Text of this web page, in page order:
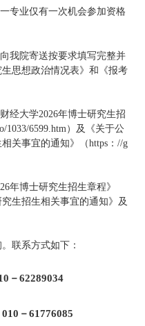
专业仅有一次机会参加资格
我院寄送按要求填写完整并
思想政治情况表》和《报考
经大学2026年博士研究生招
1033/6599.htm）及《关于公
关事宜的通知》（https：//g
年博士研究生招生章程》
究生招生相关事宜的通知》及
联系方式如下：
－62289034
010－61776085